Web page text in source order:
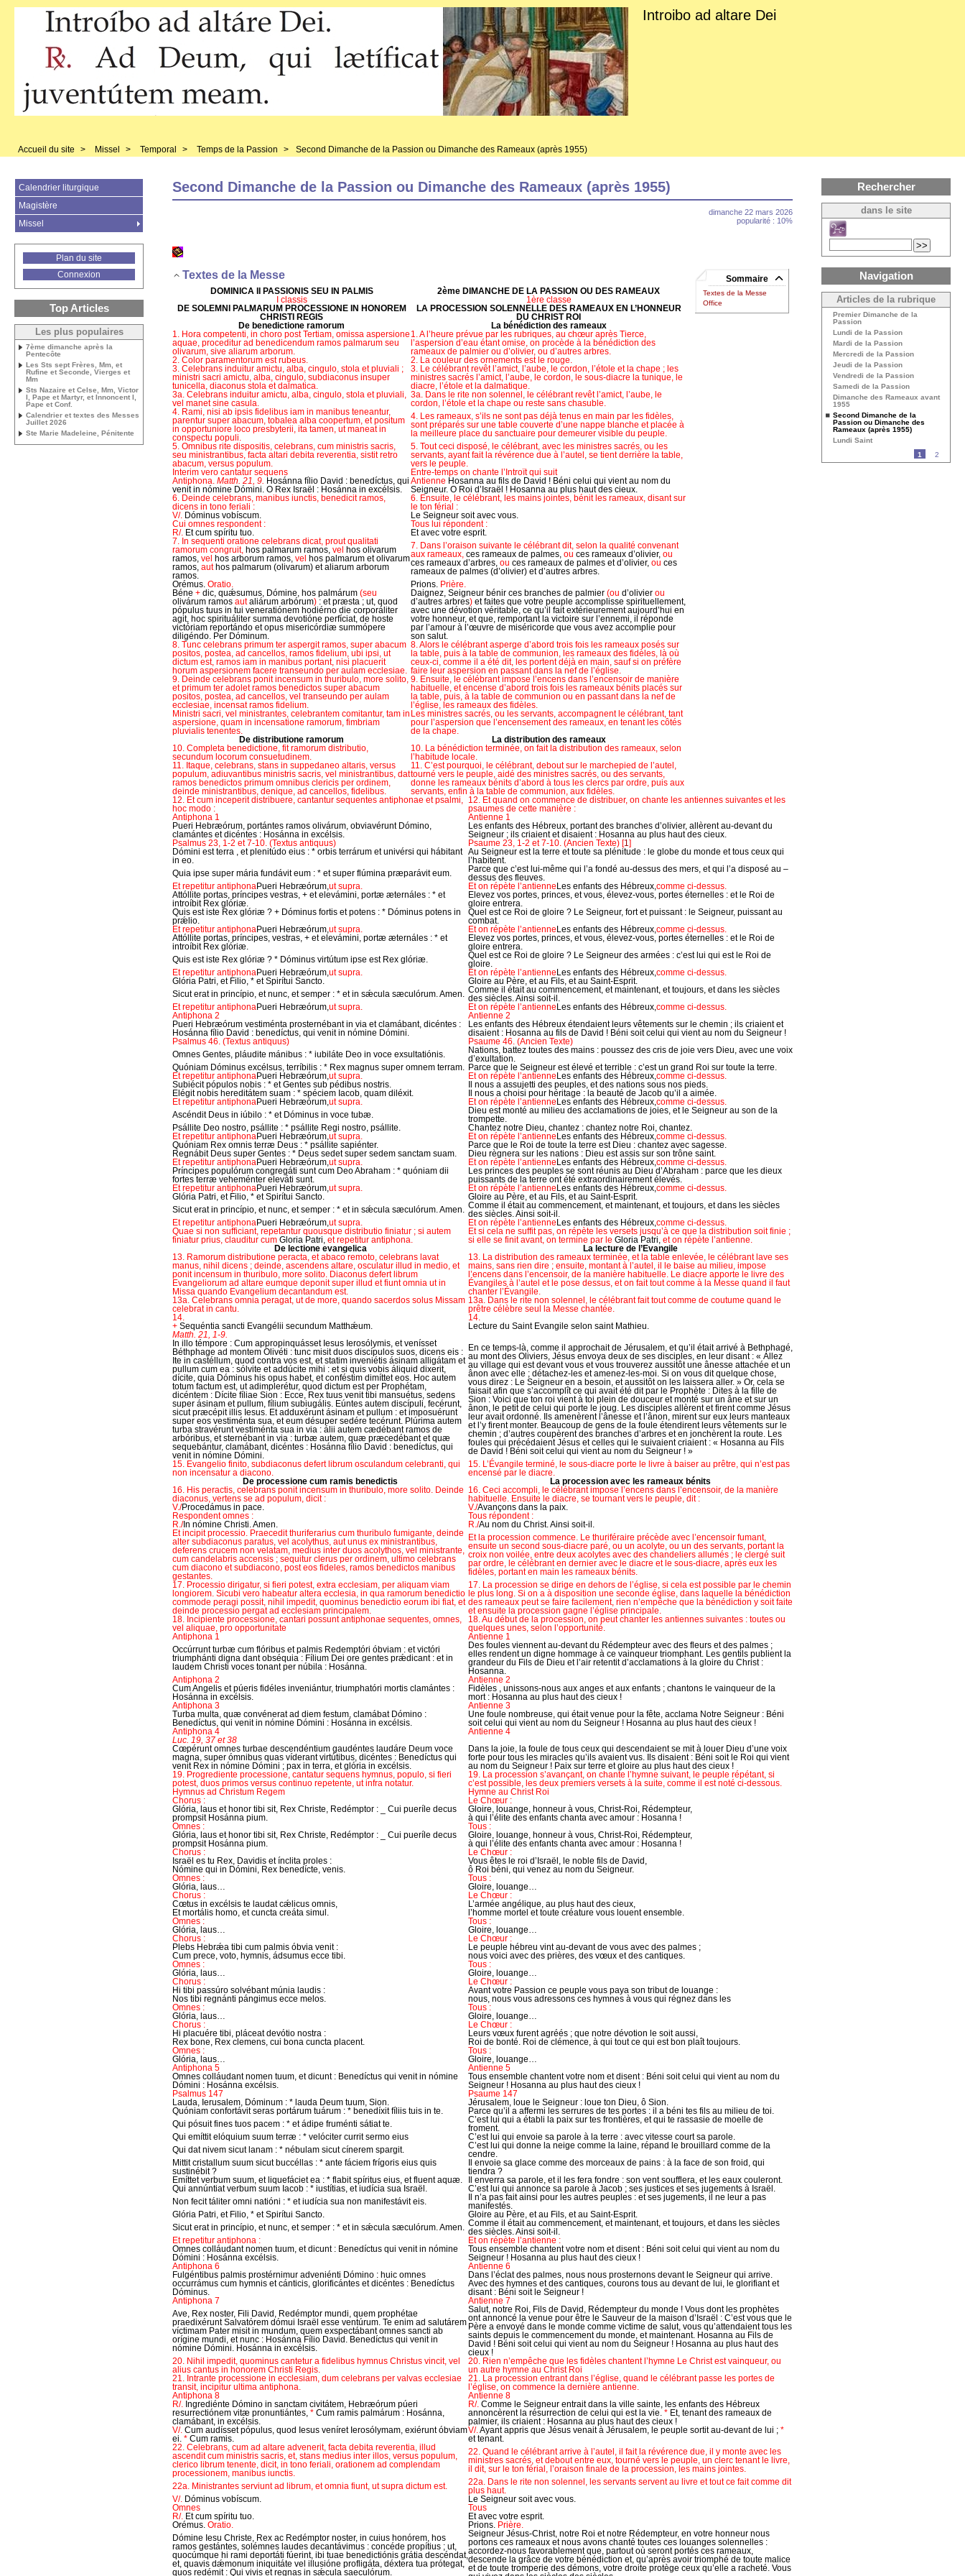
Introibo ad altare Dei
Accueil du site > Missel > Temporal > Temps de la Passion > Second Dimanche de la Passion ou Dimanche des Rameaux (après 1955)
Second Dimanche de la Passion ou Dimanche des Rameaux (après 1955)
dimanche 22 mars 2026
popularité : 10%
Sommaire
Textes de la Messe
Office
Textes de la Messe
DOMINICA II PASSIONIS SEU IN PALMIS
2ème DIMANCHE DE LA PASSION OU DES RAMEAUX
I classis
1ère classe
DE SOLEMNI PALMARUM PROCESSIONE IN HONOREM
CHRISTI REGIS
LA PROCESSION SOLENNELLE DES RAMEAUX EN L’HONNEUR
DU CHRIST ROI
De benedictione ramorum
La bénédiction des rameaux
1. Hora competenti, in choro post Tertiam, omissa aspersione
aquae, proceditur ad benedicendum ramos palmarum seu
olivarum, sive aliarum arborum.
1. A l’heure prévue par les rubriques, au chœur après Tierce,
l’aspersion d’eau étant omise, on procède à la bénédiction des
rameaux de palmier ou d’olivier, ou d’autres arbres.
2. Color paramentorum est rubeus.
2. La couleur des ornements est le rouge.
3. Celebrans induitur amictu, alba, cingulo, stola et pluviali ;
ministri sacri amictu, alba, cingulo, subdiaconus insuper
tunicella, diaconus stola et dalmatica.
3. Le célébrant revêt l’amict, l’aube, le cordon, l’étole et la chape ; les
ministres sacrés l’amict, l’aube, le cordon, le sous-diacre la tunique, le
diacre, l’étole et la dalmatique.
3a. Celebrans induitur amictu, alba, cingulo, stola et pluviali,
vel manet sine casula.
3a. Dans le rite non solennel, le célébrant revêt l’amict, l’aube, le
cordon, l’étole et la chape ou reste sans chasuble.
4. Rami, nisi ab ipsis fidelibus iam in manibus teneantur,
parentur super abacum, tobalea alba coopertum, et positum
in opportuniore loco presbyterii, ita tamen, ut maneat in
conspectu populi.
4. Les rameaux, s’ils ne sont pas déjà tenus en main par les fidèles,
sont préparés sur une table couverte d’une nappe blanche et placée à
la meilleure place du sanctuaire pour demeurer visible du peuple.
5. Omnibus rite dispositis, celebrans, cum ministris sacris,
seu ministrantibus, facta altari debita reverentia, sistit retro
abacum, versus populum.
5. Tout ceci disposé, le célébrant, avec les ministres sacrés, ou les
servants, ayant fait la révérence due à l’autel, se tient derrière la table,
vers le peuple.
Interim vero cantatur sequens
Entre-temps on chante l’Introït qui suit
Antiphona. Matth. 21, 9. Hosánna fílio David : benedíctus, qui
venit in nómine Dómini. O Rex Israël : Hosánna in excélsis.
Antienne Hosanna au fils de David ! Béni celui qui vient au nom du
Seigneur. O Roi d’Israël ! Hosanna au plus haut des cieux.
6. Deinde celebrans, manibus iunctis, benedicit ramos,
dicens in tono feriali :
6. Ensuite, le célébrant, les mains jointes, bénit les rameaux, disant sur
le ton férial :
V/. Dóminus vobíscum.
Le Seigneur soit avec vous.
Cui omnes respondent :
Tous lui répondent :
R/. Et cum spíritu tuo.
Et avec votre esprit.
7. In sequenti oratione celebrans dicat, prout qualitati
ramorum congruit, hos palmarum ramos, vel hos olivarum
ramos, vel hos arborum ramos, vel hos palmarum et olivarum
ramos, authos palmarum (olivarum) et aliarum arborum
ramos.
7. Dans l’oraison suivante le célébrant dit, selon la qualité convenant
aux rameaux, ces rameaux de palmes, ou ces rameaux d’olivier, ou
ces rameaux d’arbres, ou ces rameaux de palmes et d’olivier, ou ces
rameaux de palmes (d’olivier) et d’autres arbres.
Orémus. Oratio. Prions. Prière.
Béne + dic, quǽsumus, Dómine, hos palmárum (seu
olivárum ramos autaliárum arbórum) : et præsta ; ut, quod
pópulus tuus in tui veneratiónem hodiérno die corporáliter
agit, hoc spirituáliter summa devotióne perfíciat, de hoste
victóriam reportándo et opus misericórdiæ summópere
diligéndo. Per Dóminum.
Daignez, Seigneur bénir ces branches de palmier (ou d’olivier ou
d’autres arbres) et faites que votre peuple accomplisse spirituellement,
avec une dévotion véritable, ce qu’il fait extérieurement aujourd’hui en
votre honneur, et que, remportant la victoire sur l’ennemi, il réponde
par l’amour à l’œuvre de miséricorde que vous avez accomplie pour
son salut.
8. Tunc celebrans primum ter aspergit ramos, super abacum
positos, postea, ad cancellos, ramos fidelium, ubi ipsi, ut
dictum est, ramos iam in manibus portant, nisi placuerit
horum aspersionem facere transeundo per aulam ecclesiae.
8. Alors le célébrant asperge d’abord trois fois les rameaux posés sur
la table, puis à la table de communion, les rameaux des fidèles, là où
ceux-ci, comme il a été dit, les portent déjà en main, sauf si on préfère
faire leur aspersion en passant dans la nef de l’église.
9. Deinde celebrans ponit incensum in thuribulo, more solito,
et primum ter adolet ramos benedictos super abacum
positos, postea, ad cancellos, vel transeundo per aulam
ecclesiae, incensat ramos fidelium.
9. Ensuite, le célébrant impose l’encens dans l’encensoir de manière
habituelle, et encense d’abord trois fois les rameaux bénits placés sur
la table, puis, à la table de communion ou en passant dans la nef de
l’église, les rameaux des fidèles.
Ministri sacri, vel ministrantes, celebrantem comitantur, tam in
aspersione, quam in incensatione ramorum, fimbriam
pluvialis tenentes.
Les ministres sacrés, ou les servants, accompagnent le célébrant, tant
pour l’aspersion que l’encensement des rameaux, en tenant les côtés
de la chape.
De distributione ramorum
La distribution des rameaux
10. Completa benedictione, fit ramorum distributio,
secundum locorum consuetudinem.
10. La bénédiction terminée, on fait la distribution des rameaux, selon
l’habitude locale.
11. Itaque, celebrans, stans in suppedaneo altaris, versus
populum, adiuvantibus ministris sacris, vel ministrantibus, dat
ramos benedictos primum omnibus clericis per ordinem,
deinde ministrantibus, denique, ad cancellos, fidelibus.
11. C’est pourquoi, le célébrant, debout sur le marchepied de l’autel,
tourné vers le peuple, aidé des ministres sacrés, ou des servants,
donne les rameaux bénits d’abord à tous les clercs par ordre, puis aux
servants, enfin à la table de communion, aux fidèles.
12. Et cum inceperit distribuere, cantantur sequentes antiphonae et psalmi,
hoc modo :
12. Et quand on commence de distribuer, on chante les antiennes suivantes et les
psaumes de cette manière :
Antiphona 1
Antienne 1
Pueri Hebræórum, portántes ramos olivárum, obviavérunt Dómino,
clamántes et dicéntes : Hosánna in excélsis.
Les enfants des Hébreux, portant des branches d’olivier, allèrent au-devant du
Seigneur ; ils criaient et disaient : Hosanna au plus haut des cieux.
Psalmus 23, 1-2 et 7-10. (Textus antiquus)
Psaume 23, 1-2 et 7-10. (Ancien Texte) [1]
Dómini est terra , et plenitúdo eius : * orbis terrárum et univérsi qui hábitant
in eo.
Au Seigneur est la terre et toute sa plénitude : le globe du monde et tous ceux qui
l’habitent.
Quia ipse super mária fundávit eum : * et super flúmina præparávit eum.
Parce que c’est lui-même qui l’a fondé au-dessus des mers, et qui l’a disposé au –
dessus des fleuves.
Et repetitur antiphonaPueri Hebræórum,ut supra. Et on répète l’antienne Les enfants des Hébreux,comme ci-dessus.
Attóllite portas, príncipes vestras, + et elevámini, portæ æternáles : * et
introíbit Rex glóriæ.
Elevez vos portes, princes, et vous, élevez-vous, portes éternelles : et le Roi de
gloire entrera.
Quis est iste Rex glóriæ ? + Dóminus fortis et potens : * Dóminus potens in
prǽlio.
Quel est ce Roi de gloire ? Le Seigneur, fort et puissant : le Seigneur, puissant au
combat.
Et repetitur antiphonaPueri Hebræórum,ut supra. Et on répète l’antienne Les enfants des Hébreux,comme ci-dessus.
Attóllite portas, príncipes, vestras, + et elevámini, portæ æternáles : * et
introíbit Rex glóriæ.
Elevez vos portes, princes, et vous, élevez-vous, portes éternelles : et le Roi de
gloire entrera.
Quis est iste Rex glóriæ ? * Dóminus virtútum ipse est Rex glóriæ.
Quel est ce Roi de gloire ? Le Seigneur des armées : c’est lui qui est le Roi de
gloire.
Et repetitur antiphonaPueri Hebræórum,ut supra. Et on répète l’antienne Les enfants des Hébreux,comme ci-dessus.
Glória Patri, et Filio, * et Spirítui Sancto.
Gloire au Père, et au Fils, et au Saint-Esprit.
Sicut erat in princípio, et nunc, et semper : * et in sǽcula sæculórum. Amen. Comme il était au commencement, et maintenant, et toujours, et dans les siècles
des siècles. Ainsi soit-il.
Et repetitur antiphonaPueri Hebræórum,ut supra. Et on répète l’antienne Les enfants des Hébreux,comme ci-dessus.
Antiphona 2
Antienne 2
Pueri Hebræórum vestiménta prosternébant in via et clamábant, dicéntes :
Hosánna fílio David : benedíctus, qui venit in nómine Dómini.
Les enfants des Hébreux étendaient leurs vêtements sur le chemin ; ils criaient et
disaient : Hosanna au fils de David ! Béni soit celui qui vient au nom du Seigneur !
Psalmus 46. (Textus antiquus)
Psaume 46. (Ancien Texte)
Omnes Gentes, pláudite mánibus : * iubiláte Deo in voce exsultatiónis.
Nations, battez toutes des mains : poussez des cris de joie vers Dieu, avec une voix
d’exultation.
Quóniam Dóminus excélsus, terríbilis : * Rex magnus super omnem terram. Parce que le Seigneur est élevé et terrible : c’est un grand Roi sur toute la terre.
Et repetitur antiphonaPueri Hebræórum,ut supra. Et on répète l’antienne Les enfants des Hébreux,comme ci-dessus.
Subiécit pópulos nobis : * et Gentes sub pédibus nostris.
Il nous a assujetti des peuples, et des nations sous nos pieds.
Elégit nobis hereditátem suam : * spéciem Iacob, quam diléxit.
Il nous a choisi pour héritage : la beauté de Jacob qu’il a aimée.
Et repetitur antiphonaPueri Hebræórum,ut supra. Et on répète l’antienne Les enfants des Hébreux,comme ci-dessus.
Ascéndit Deus in iúbilo : * et Dóminus in voce tubæ.
Dieu est monté au milieu des acclamations de joies, et le Seigneur au son de la
trompette.
Psállite Deo nostro, psállite : * psállite Regi nostro, psállite.
Chantez notre Dieu, chantez : chantez notre Roi, chantez.
Et repetitur antiphonaPueri Hebræórum,ut supra. Et on répète l’antienne Les enfants des Hébreux,comme ci-dessus.
Quóniam Rex omnis terræ Deus : * psállite sapiénter.
Parce que le Roi de toute la terre est Dieu : chantez avec sagesse.
Regnábit Deus super Gentes : * Deus sedet super sedem sanctam suam.
Dieu règnera sur les nations : Dieu est assis sur son trône saint.
Et repetitur antiphonaPueri Hebræórum,ut supra. Et on répète l’antienne Les enfants des Hébreux,comme ci-dessus.
Príncipes populórum congregáti sunt cum Deo Abraham : * quóniam dii
fortes terræ veheménter eleváti sunt.
Les princes des peuples se sont réunis au Dieu d’Abraham : parce que les dieux
puissants de la terre ont été extraordinairement élevés.
Et repetitur antiphonaPueri Hebræórum,ut supra. Et on répète l’antienne Les enfants des Hébreux,comme ci-dessus.
Glória Patri, et Filio, * et Spirítui Sancto.
Gloire au Père, et au Fils, et au Saint-Esprit.
Sicut erat in princípio, et nunc, et semper : * et in sǽcula sæculórum. Amen. Comme il était au commencement, et maintenant, et toujours, et dans les siècles
des siècles. Ainsi soit-il.
Et repetitur antiphonaPueri Hebræórum,ut supra. Et on répète l’antienne Les enfants des Hébreux,comme ci-dessus.
Quae si non sufficiant, repetantur quousque distributio finiatur ; si autem
finiatur prius, clauditur cum Gloria Patri, et repetitur antiphona.
Et si cela ne suffit pas, on répète les versets jusqu’à ce que la distribution soit finie ;
si elle se finit avant, on termine par le Gloria Patri, et on répète l’antienne.
De lectione evangelica
La lecture de l’Evangile
13. Ramorum distributione peracta, et abaco remoto, celebrans lavat
manus, nihil dicens ; deinde, ascendens altare, osculatur illud in medio, et
ponit incensum in thuribulo, more solito. Diaconus defert librum
Evangeliorum ad altare eumque deponit super illud et fiunt omnia ut in
Missa quando Evangelium decantandum est.
13. La distribution des rameaux terminée, et la table enlevée, le célébrant lave ses
mains, sans rien dire ; ensuite, montant à l’autel, il le baise au milieu, impose
l’encens dans l’encensoir, de la manière habituelle. Le diacre apporte le livre des
Évangiles à l’autel et le pose dessus, et on fait tout comme à la Messe quand il faut
chanter l’Évangile.
13a. Celebrans omnia peragat, ut de more, quando sacerdos solus Missam
celebrat in cantu.
13a. Dans le rite non solennel, le célébrant fait tout comme de coutume quand le
prêtre célèbre seul la Messe chantée.
14.
14.
+ Sequéntia sancti Evangélii secundum Matthǽum.
Lecture du Saint Evangile selon saint Mathieu.
Matth. 21, 1-9.
In illo témpore : Cum appropinquásset Iesus Ierosólymis, et venísset
Béthphage ad montem Olivéti : tunc misit duos discípulos suos, dicens eis :
Ite in castéllum, quod contra vos est, et statim inveniétis ásinam alligátam et
pullum cum ea : sólvite et addúcite mihi : et si quis vobis áliquid dixerit,
dícite, quia Dóminus his opus habet, et conféstim dimíttet eos. Hoc autem
totum factum est, ut adimplerétur, quod dictum est per Prophétam,
dicéntem : Dícite fíliae Sion : Ecce, Rex tuus venit tibi mansuétus, sedens
super ásinam et pullum, fílium subiugális. Eúntes autem discípuli, fecérunt,
sicut præcépit illis Iesus. Et adduxérunt ásinam et pullum : et imposuérunt
super eos vestiménta sua, et eum désuper sedére tecérunt. Plúrima autem
turba stravérunt vestiménta sua in via : álii autem cædébant ramos de
arbóribus, et sternébant in via : turbæ autem, quæ præcedébant et quæ
sequebántur, clamábant, dicéntes : Hosánna fílio David : benedíctus, qui
venit in nómine Dómini.
En ce temps-là, comme il approchait de Jérusalem, et qu’il était arrivé à Bethphagé,
au mont des Oliviers, Jésus envoya deux de ses disciples, en leur disant : « Allez
au village qui est devant vous et vous trouverez aussitôt une ânesse attachée et un
ânon avec elle ; détachez-les et amenez-les-moi. Si on vous dit quelque chose,
vous direz : Le Seigneur en a besoin, et aussitôt on les laissera aller. » Or, cela se
faisait afin que s’accomplît ce qui avait été dit par le Prophète : Dites à la fille de
Sion : Voici que ton roi vient à toi plein de douceur et monté sur un âne et sur un
ânon, le petit de celui qui porte le joug. Les disciples allèrent et firent comme Jésus
leur avait ordonné. Ils amenèrent l’ânesse et l’ânon, mirent sur eux leurs manteaux
et l’y firent monter. Beaucoup de gens de la foule étendirent leurs vêtements sur le
chemin ; d’autres coupèrent des branches d’arbres et en jonchèrent la route. Les
foules qui précédaient Jésus et celles qui le suivaient criaient : « Hosanna au Fils
de David ! Béni soit celui qui vient au nom du Seigneur ! »
15. Evangelio finito, subdiaconus defert librum osculandum celebranti, qui
non incensatur a diacono.
15. L’Évangile terminé, le sous-diacre porte le livre à baiser au prêtre, qui n’est pas
encensé par le diacre.
De processione cum ramis benedictis
La procession avec les rameaux bénits
16. His peractis, celebrans ponit incensum in thuribulo, more solito. Deinde
diaconus, vertens se ad populum, dicit :
16. Ceci accompli, le célébrant impose l’encens dans l’encensoir, de la manière
habituelle. Ensuite le diacre, se tournant vers le peuple, dit :
V./Procedámus in pace. V./Avançons dans la paix.
Respondent omnes :
Tous répondent :
R./In nómine Christi. Amen. R./Au nom du Christ. Ainsi soit-il.
Et incipit processio. Praecedit thuriferarius cum thuribulo fumigante, deinde
alter subdiaconus paratus, vel acolythus, aut unus ex ministrantibus,
deferens crucem non velatam, medius inter duos acolythos, vel ministrante,
cum candelabris accensis ; sequitur clerus per ordinem, ultimo celebrans
cum diacono et subdiacono, post eos fideles, ramos benedictos manibus
gestantes.
Et la procession commence. Le thuriféraire précède avec l’encensoir fumant,
ensuite un second sous-diacre paré, ou un acolyte, ou un des servants, portant la
croix non voilée, entre deux acolytes avec des chandeliers allumés ; le clergé suit
par ordre, le célébrant en dernier avec le diacre et le sous-diacre, après eux les
fidèles, portant en main les rameaux bénits.
17. Processio dirigatur, si fieri potest, extra ecclesiam, per aliquam viam
longiorem. Sicubi vero habeatur altera ecclesia, in qua ramorum benedictio
commode peragi possit, nihil impedit, quominus benedictio eorum ibi fiat, et
deinde processio pergat ad ecclesiam principalem.
17. La procession se dirige en dehors de l’église, si cela est possible par le chemin
le plus long. Si on a à disposition une seconde église, dans laquelle la bénédiction
des rameaux peut se faire facilement, rien n’empêche que la bénédiction y soit faite
et ensuite la procession gagne l’église principale.
18. Incipiente processione, cantari possunt antiphonae sequentes, omnes,
vel aliquae, pro opportunitate
18. Au début de la procession, on peut chanter les antiennes suivantes : toutes ou
quelques unes, selon l’opportunité.
Antiphona 1
Antienne 1
Occúrrunt turbæ cum flóribus et palmis Redemptóri óbviam : et victóri
triumphánti digna dant obséquia : Fílium Dei ore gentes prǽdicant : et in
laudem Christi voces tonant per núbila : Hosánna.
Des foules viennent au-devant du Rédempteur avec des fleurs et des palmes ;
elles rendent un digne hommage à ce vainqueur triomphant. Les gentils publient la
grandeur du Fils de Dieu et l’air retentit d’acclamations à la gloire du Christ :
Hosanna.
Antiphona 2
Antienne 2
Cum Angelis et púeris fidéles inveniántur, triumphatóri mortis clamántes :
Hosánna in excélsis.
Fidèles , unissons-nous aux anges et aux enfants ; chantons le vainqueur de la
mort : Hosanna au plus haut des cieux !
Antiphona 3
Antienne 3
Turba multa, quæ convénerat ad diem festum, clamábat Dómino :
Benedíctus, qui venit in nómine Dómini : Hosánna in excélsis.
Une foule nombreuse, qui était venue pour la fête, acclama Notre Seigneur : Béni
soit celui qui vient au nom du Seigneur ! Hosanna au plus haut des cieux !
Antiphona 4
Antienne 4
Luc. 19, 37 et 38
Cœpérunt omnes turbae descendéntium gaudéntes laudáre Deum voce
magna, super ómnibus quas víderant virtútibus, dicéntes : Benedíctus qui
venit Rex in nómine Dómini ; pax in terra, et glória in excélsis.
Dans la joie, la foule de tous ceux qui descendaient se mit à louer Dieu d’une voix
forte pour tous les miracles qu’ils avaient vus. Ils disaient : Béni soit le Roi qui vient
au nom du Seigneur ! Paix sur terre et gloire au plus haut des cieux !
19. Progrediente processione, cantatur sequens hymnus, populo, si fieri
potest, duos primos versus continuo repetente, ut infra notatur.
19. La procession s’avançant, on chante l’hymne suivant, le peuple répétant, si
c’est possible, les deux premiers versets à la suite, comme il est noté ci-dessous.
Hymnus ad Christum Regem
Hymne au Christ Roi
Chorus :
Le Chœur :
Glória, laus et honor tibi sit, Rex Christe, Redémptor : _ Cui pueríle decus
prompsit Hosánna pium.
Gloire, louange, honneur à vous, Christ-Roi, Rédempteur,
à qui l’élite des enfants chanta avec amour : Hosanna !
Omnes :
Tous :
Glória, laus et honor tibi sit, Rex Christe, Redémptor : _ Cui pueríle decus
prompsit Hosánna pium.
Gloire, louange, honneur à vous, Christ-Roi, Rédempteur,
à qui l’élite des enfants chanta avec amour : Hosanna !
Chorus :
Le Chœur :
Israël es tu Rex, Davidis et ínclita proles :
Nómine qui in Dómini, Rex benedícte, venis.
Vous êtes le roi d’Israël, le noble fils de David,
ô Roi béni, qui venez au nom du Seigneur.
Omnes :
Tous :
Glória, laus…
Gloire, louange…
Chorus :
Le Chœur :
Cœtus in excélsis te laudat cǽlicus omnis,
Et mortális homo, et cuncta creáta simul.
L’armée angélique, au plus haut des cieux,
l’homme mortel et toute créature vous louent ensemble.
Omnes :
Tous :
Glória, laus…
Gloire, louange…
Chorus :
Le Chœur :
Plebs Hebrǽa tibi cum palmis óbvia venit :
Cum prece, voto, hymnis, ádsumus ecce tibi.
Le peuple hébreu vint au-devant de vous avec des palmes ;
nous voici avec des prières, des vœux et des cantiques.
Omnes :
Tous :
Glória, laus…
Gloire, louange…
Chorus :
Le Chœur :
Hi tibi passúro solvébant múnia laudis :
Nos tibi regnánti pángimus ecce melos.
Avant votre Passion ce peuple vous paya son tribut de louange :
nous, nous vous adressons ces hymnes à vous qui régnez dans les
Omnes :
Tous :
Glória, laus…
Gloire, louange…
Chorus :
Le Chœur :
Hi placuére tibi, pláceat devótio nostra :
Rex bone, Rex clemens, cui bona cuncta placent.
Leurs vœux furent agréés ; que notre dévotion le soit aussi,
Roi de bonté. Roi de clémence, à qui tout ce qui est bon plaît toujours.
Omnes :
Tous :
Glória, laus…
Gloire, louange…
Antiphona 5
Antienne 5
Omnes colláudant nomen tuum, et dicunt : Benedíctus qui venit in nómine
Dómini : Hosánna excélsis.
Tous ensemble chantent votre nom et disent : Béni soit celui qui vient au nom du
Seigneur ! Hosanna au plus haut des cieux !
Psalmus 147
Psaume 147
Lauda, Ierusalem, Dóminum : * lauda Deum tuum, Sion.
Jérusalem, loue le Seigneur : loue ton Dieu, ô Sion.
Quóniam confortávit seras portárum tuárum : * benedíxit fíliis tuis in te.
Parce qu’il a affermi les serrures de tes portes : il a béni tes fils au milieu de toi.
Qui pósuit fines tuos pacem : * et ádipe fruménti sátiat te.
C’est lui qui a établi la paix sur tes frontières, et qui te rassasie de moelle de
froment.
Qui emíttit elóquium suum terræ : * velóciter currit sermo eius
C’est lui qui envoie sa parole à la terre : avec vitesse court sa parole.
Qui dat nivem sicut lanam : * nébulam sicut cínerem spargit.
C’est lui qui donne la neige comme la laine, répand le brouillard comme de la
cendre.
Mittit cristallum suum sicut buccéllas : * ante fáciem frígoris eius quis
sustinébit ?
Il envoie sa glace comme des morceaux de pains : à la face de son froid, qui
tiendra ?
Emíttet verbum suum, et liquefáciet ea : * flabit spíritus eius, et fluent aquæ.
Il enverra sa parole, et il les fera fondre : son vent soufflera, et les eaux couleront.
Qui annúntiat verbum suum Iacob : * iustítias, et iudícia sua Israël.
C’est lui qui annonce sa parole à Jacob ; ses justices et ses jugements à Israël.
Non fecit táliter omni natióni : * et iudícia sua non manifestávit eis.
Il n’a pas fait ainsi pour les autres peuples : et ses jugements, il ne leur a pas
manifestés.
Glória Patri, et Filio, * et Spirítui Sancto.
Gloire au Père, et au Fils, et au Saint-Esprit.
Sicut erat in princípio, et nunc, et semper : * et in sǽcula sæculórum. Amen. Comme il était au commencement, et maintenant, et toujours, et dans les siècles
des siècles. Ainsi soit-il.
Et repetitur antiphona :
Et on répète l’antienne :
Omnes colláudant nomen tuum, et dicunt : Benedíctus qui venit in nómine
Dómini : Hosánna excélsis.
Tous ensemble chantent votre nom et disent : Béni soit celui qui vient au nom du
Seigneur ! Hosanna au plus haut des cieux !
Antiphona 6
Antienne 6
Fulgéntibus palmis prostérnimur adveniénti Dómino : huic omnes
occurrámus cum hymnis et cánticis, glorificántes et dicéntes : Benedíctus
Dóminus.
Dans l’éclat des palmes, nous nous prosternons devant le Seigneur qui arrive.
Avec des hymnes et des cantiques, courons tous au devant de lui, le glorifiant et
disant : Béni soit le Seigneur !
Antiphona 7
Antienne 7
Ave, Rex noster, Fili David, Redémptor mundi, quem prophétae
praedixérunt Salvatórem dómui Israël esse ventúrum. Te enim ad salutárem
víctimam Pater misit in mundum, quem exspectábant omnes sancti ab
orígine mundi, et nunc : Hosánna Fílio David. Benedíctus qui venit in
nómine Dómini. Hosánna in excélsis.
Salut, notre Roi, Fils de David, Rédempteur du monde ! Vous dont les prophètes
ont annoncé la venue pour être le Sauveur de la maison d’Israël : C’est vous que le
Père a envoyé dans le monde comme victime de salut, vous qu’attendaient tous les
saints depuis le commencement du monde, et maintenant. Hosanna au Fils de
David ! Béni soit celui qui vient au nom du Seigneur ! Hosanna au plus haut des
cieux !
20. Nihil impedit, quominus cantetur a fidelibus hymnus Christus vincit, vel
alius cantus in honorem Christi Regis.
20. Rien n’empêche que les fidèles chantent l’hymne Le Christ est vainqueur, ou
un autre hymne au Christ Roi
21. Intrante processione in ecclesiam, dum celebrans per valvas ecclesiae
transit, incipitur ultima antiphona.
21. La procession entrant dans l’église, quand le célébrant passe les portes de
l’église, on commence la dernière antienne.
Antiphona 8
Antienne 8
R/. Ingrediénte Dómino in sanctam civitátem, Hebræórum púeri
resurrectiónem vitæ pronuntiántes, * Cum ramis palmárum : Hosánna,
clamábant, in excélsis.
R/. Comme le Seigneur entrait dans la ville sainte, les enfants des Hébreux
annoncèrent la résurrection de celui qui est la vie. * Et, tenant des rameaux de
palmier, ils criaient : Hosanna au plus haut des cieux !
V/. Cum audísset pópulus, quod Iesus veníret Ierosólymam, exiérunt óbviam
ei. * Cum ramis.
V/.Ayant appris que Jésus venait à Jérusalem, le peuple sortit au-devant de lui ; *
et tenant.
22. Celebrans, cum ad altare advenerit, facta debita reverentia, illud
ascendit cum ministris sacris, et, stans medius inter illos, versus populum,
clerico librum tenente, dicit, in tono feriali, orationem ad complendam
processionem, manibus iunctis.
22. Quand le célébrant arrive à l’autel, il fait la révérence due, il y monte avec les
ministres sacrés, et debout entre eux, tourné vers le peuple, un clerc tenant le livre,
il dit, sur le ton férial, l’oraison finale de la procession, les mains jointes.
22a. Ministrantes serviunt ad librum, et omnia fiunt, ut supra dictum est.
22a. Dans le rite non solennel, les servants servent au livre et tout ce fait comme dit
plus haut.
V/. Dóminus vobíscum.
Le Seigneur soit avec vous.
Omnes
Tous
R/. Et cum spíritu tuo.
Et avec votre esprit.
Orémus. Oratio. Prions. Prière.
Dómine Iesu Christe, Rex ac Redémptor noster, in cuius honórem, hos
ramos gestántes, solémnes laudes decantávimus : concéde propítius ; ut,
quocúmque hi rami deportáti fúerint, ibi tuae benedictiónis grátia descéndat,
et, quavis dǽmonum iniquitáte vel illusióne profligáta, déxtera tua prótegat,
quos redémit : Qui vivis et regnas in sǽcula saeculórum.
Seigneur Jésus-Christ, notre Roi et notre Rédempteur, en votre honneur nous
portons ces rameaux et nous avons chanté toutes ces louanges solennelles :
accordez-nous favorablement que, partout où seront portés ces rameaux,
descende la grâce de votre bénédiction et, qu’après avoir triomphé de toute malice
et de toute tromperie des démons, votre droite protège ceux qu’elle a racheté. Vous
Calendrier liturgique
Magistère
Missel
Plan du site
Connexion
Top Articles
Les plus populaires
7ème dimanche après la
Pentecôte
Les Sts sept Frères, Mm, et
Rufine et Seconde, Vierges et
Mm
Sts Nazaire et Celse, Mm, Victor
I, Pape et Martyr, et Innoncent I,
Pape et Conf.
Calendrier et textes des Messes
Juillet 2026
Ste Marie Madeleine, Pénitente
Rechercher
dans le site
Navigation
Articles de la rubrique
Premier Dimanche de la
Passion
Lundi de la Passion
Mardi de la Passion
Mercredi de la Passion
Jeudi de la Passion
Vendredi de la Passion
Samedi de la Passion
Dimanche des Rameaux avant
1955
Second Dimanche de la
Passion ou Dimanche des
Rameaux (après 1955)
Lundi Saint
1
2